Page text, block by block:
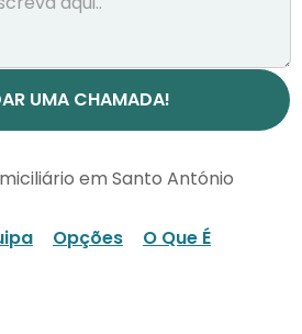
UMA CHAMADA!
em Santo António
Opções
O Que É